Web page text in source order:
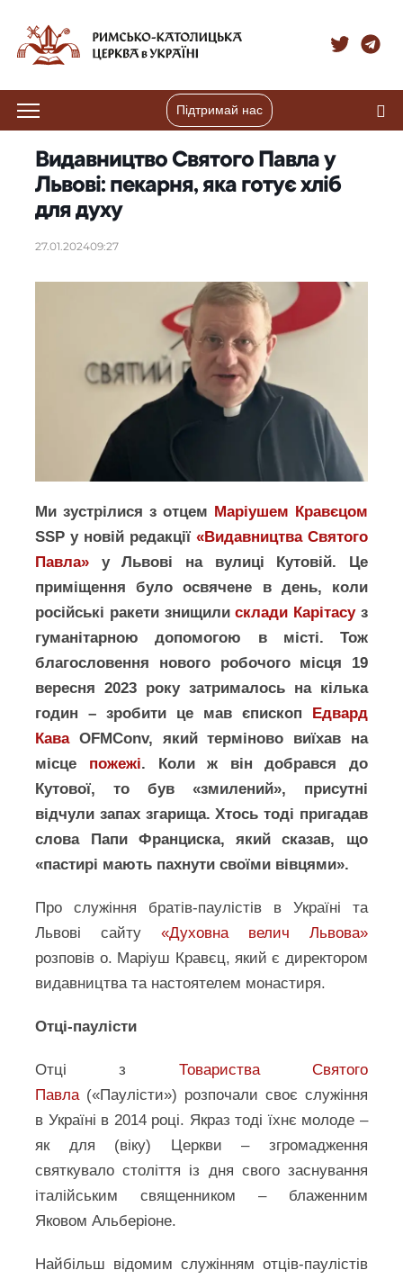
Підтримай нас
Видавництво Святого Павла у
Львові: пекарня, яка готує хліб
для духу
27.01.202409:27
Ми зустрілися з отцем Маріушем Кравєцом
SSP у новій редакції «Видавництва Святого
Павла» у Львові на вулиці Кутовій. Це
приміщення було освячене в день, коли
російські ракети знищилисклади Карітасуз
гуманітарною допомогою в місті. Тож
благословення нового робочого місця 19
вересня 2023 року затрималось на кілька
годин – зробити це мав єпископ Едвард
КаваOFMConv, який терміново виїхав на
місце пожежі. Коли ж він добрався до
Кутової, то був «змилений», присутні
відчули запах згарища. Хтось тоді пригадав
слова Папи Франциска, який сказав, що
«пастирі мають пахнути своїми вівцями».
Про служіння братів-паулістів в Україні та
Львові сайту «Духовна велич Львова»
розповів о. Маріуш Кравєц, який є директором
видавництва та настоятелем монастиря.
Отці-паулісти
Отці з Товариства Святого
Павла («Паулісти») розпочали своє служіння
в Україні в 2014 році. Якраз тоді їхнє молоде –
як для (віку) Церкви – згромадження
святкувало століття із дня свого заснування
італійським священником – блаженним
Яковом Альберіоне.
Найбільш відомим служінням отців-паулістів